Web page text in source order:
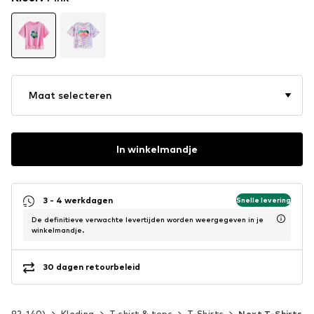
Maat selecteren
In winkelmandje
3 - 4 werkdagen Snelle levering
De definitieve verwachte levertijden worden weergegeven in je
winkelmandje.
30 dagen retourbeleid